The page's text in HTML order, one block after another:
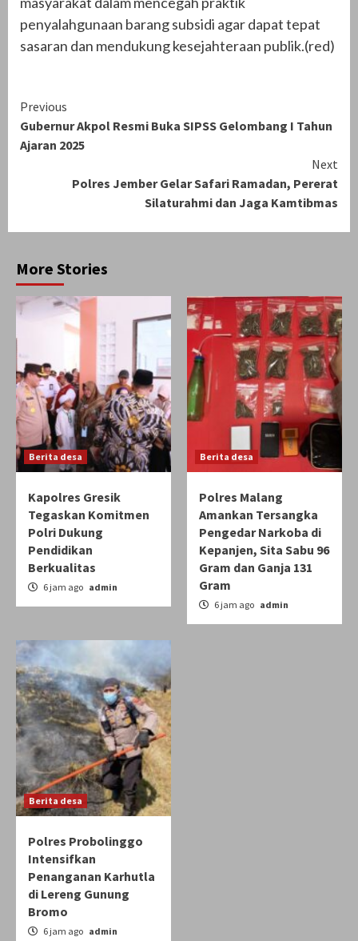
penyalahgunaan barang subsidi agar dapat tepat
sasaran dan mendukung kesejahteraan publik.(red)
Continue
Reading
Previous
Gubernur Akpol Resmi Buka SIPSS Gelombang I Tahun
Ajaran 2025
Next
Polres Jember Gelar Safari Ramadan, Pererat
Silaturahmi dan Jaga Kamtibmas
More Stories
Berita desa
Kapolres Gresik
Tegaskan Komitmen
Polri Dukung
Pendidikan
Berkualitas
6 jam ago admin
Berita desa
Polres Malang
Amankan Tersangka
Pengedar Narkoba di
Kepanjen, Sita Sabu 96
Gram dan Ganja 131
Gram
6 jam ago admin
Berita desa
Polres Probolinggo
Intensifkan
Penanganan Karhutla
di Lereng Gunung
Bromo
6 jam ago admin